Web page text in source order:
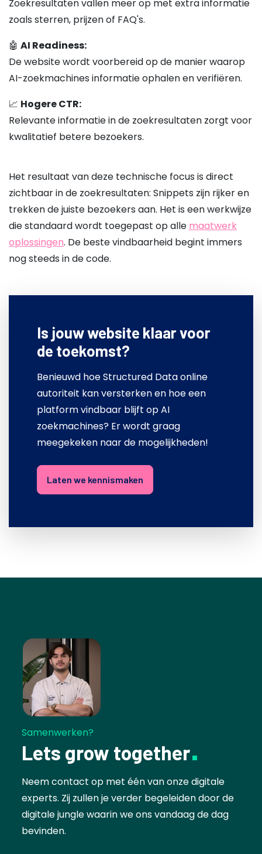
Zoekresultaten vallen meer op met extra informatie
zoals sterren, prijzen of FAQ's.
🤖 AI Readiness:
De website wordt voorbereid op de manier waarop
AI-zoekmachines informatie ophalen en verifiëren.
📈 Hogere CTR:
Relevante informatie in de zoekresultaten zorgt voor
kwalitatief betere bezoekers.
Het resultaat van deze technische focus is direct
zichtbaar in de zoekresultaten: Snippets zijn rijker en
trekken de juiste bezoekers aan. Het is een werkwijze
die standaard wordt toegepast op alle maatwerk
oplossingen. De beste vindbaarheid begint immers
nog steeds in de code.
Is jouw website klaar voor
de toekomst?
Benieuwd hoe Structured Data online
autoriteit kan versterken en hoe een
platform vindbaar blijft op AI
zoekmachines? Er wordt graag
meegekeken naar de mogelijkheden!
Laten we kennismaken
Samenwerken?
Lets grow together
Neem contact op met één van onze digitale
experts. Zij zullen je verder begeleiden door de
digitale jungle waarin we ons vandaag de dag
bevinden.